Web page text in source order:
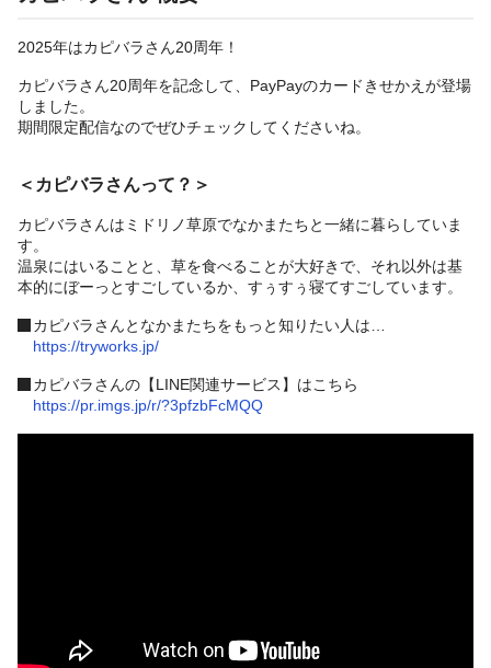
2025年はカピバラさん20周年！
カピバラさん20周年を記念して、PayPayのカードきせかえが登場
しました。
期間限定配信なのでぜひチェックしてくださいね。
＜カピバラさんって？＞
カピバラさんはミドリノ草原でなかまたちと一緒に暮らしていま
す。
温泉にはいることと、草を食べることが大好きで、それ以外は基
本的にぼーっとすごしているか、すぅすぅ寝てすごしています。
カピバラさんとなかまたちをもっと知りたい人は…
https://tryworks.jp/
カピバラさんの【LINE関連サービス】はこちら
https://pr.imgs.jp/r/?3pfzbFcMQQ